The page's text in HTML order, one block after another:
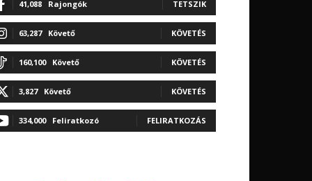
41,088 Rajongók TETSZIK
63,287 Követő KÖVETÉS
160,100 Követő KÖVETÉS
3,827 Követő KÖVETÉS
334,000 Feliratkozó FELIRATKOZÁS